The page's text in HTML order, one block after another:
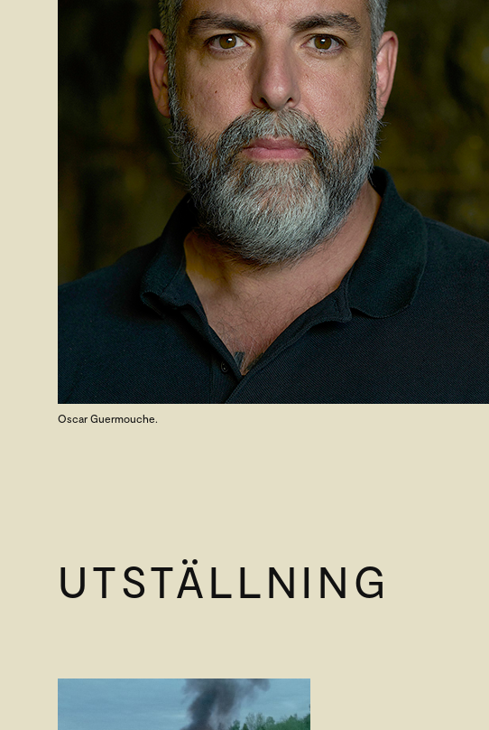
Oscar Guermouche.
UTSTÄLLNING